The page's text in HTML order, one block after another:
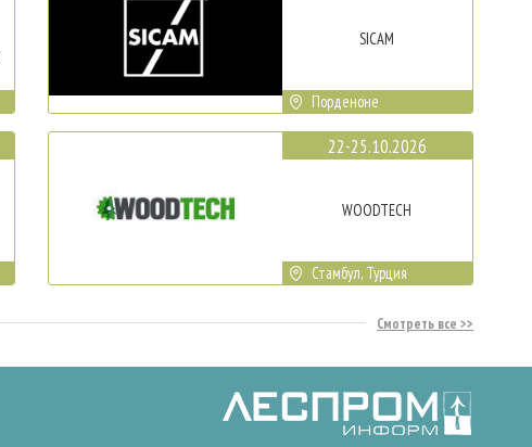
SICAM
Порденоне
22-25.10.2026
WOODTECH
Стамбул, Турция
Смотреть все